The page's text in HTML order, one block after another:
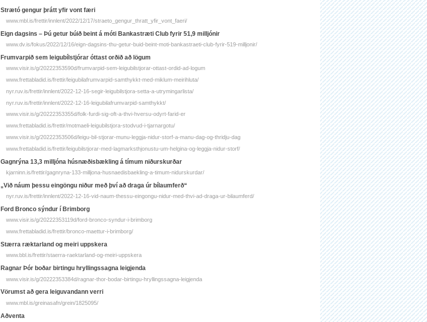
Strætó gengur þrátt yfir vont færi
www.mbl.is/frettir/innlent/2022/12/17/straeto_gengur_thratt_yfir_vont_faeri/
Eign dagsins – Þú getur búið beint á móti Bankastræti Club fyrir 51,9 milljónir
www.dv.is/fokus/2022/12/16/eign-dagsins-thu-getur-buid-beint-moti-bankastraeti-club-fyrir-519-milljonir/
Frumvarpið sem leigubílstjórar óttast orðið að lögum
www.visir.is/g/20222353590d/frumvarpid-sem-leigubilstjorar-ottast-ordid-ad-logum
www.frettabladid.is/frettir/leigubilafrumvarpid-samthykkt-med-miklum-meirihluta/
nyr.ruv.is/frettir/innlent/2022-12-16-segir-leigubilstjora-setta-a-utrymingarlista/
nyr.ruv.is/frettir/innlent/2022-12-16-leigubilafrumvarpid-samthykkt/
www.visir.is/g/20222353355d/folk-furdi-sig-oft-a-thvi-hversu-odyrt-farid-er
www.frettabladid.is/frettir/motmaeli-leigubilstjora-stodvud-i-tjarnargotu/
www.visir.is/g/20222353506d/leigu-bil-stjorar-munu-leggja-nidur-storf-a-manu-dag-og-thridju-dag
www.frettabladid.is/frettir/leigubilstjorar-med-lagmarksthjonustu-um-helgina-og-leggja-nidur-storf/
Gagnrýna 13,3 milljóna húsnæðisbækling á tímum niðurskurðar
kjarninn.is/frettir/gagnryna-133-milljona-husnaedisbaekling-a-timum-nidurskurdar/
„Við náum þessu eingöngu niður með því að draga úr bílaumferð“
nyr.ruv.is/frettir/innlent/2022-12-16-vid-naum-thessu-eingongu-nidur-med-thvi-ad-draga-ur-bilaumferd/
Ford Bronco sýndur í Brimborg
www.visir.is/g/20222353119d/ford-bronco-syndur-i-brimborg
www.frettabladid.is/frettir/bronco-maettur-i-brimborg/
Stærra ræktarland og meiri uppskera
www.bbl.is/frettir/staerra-raektarland-og-meiri-uppskera
Ragnar Þór boðar birtingu hryllingssagna leigjenda
www.visir.is/g/20222353384d/ragnar-thor-bodar-birtingu-hryllingssagna-leigjenda
Vörumst að gera leiguvandann verri
www.mbl.is/greinasafn/grein/1825095/
Aðventa